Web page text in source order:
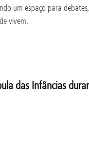
um espaço para
vivem.
das Infâncias